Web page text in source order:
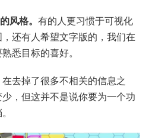
风格。 有的人更习惯于可视化
还有人希望文字版的，我们在
悉目标的喜好。
去掉了很多不相关的信息之
，但这并不是说你要为一个功